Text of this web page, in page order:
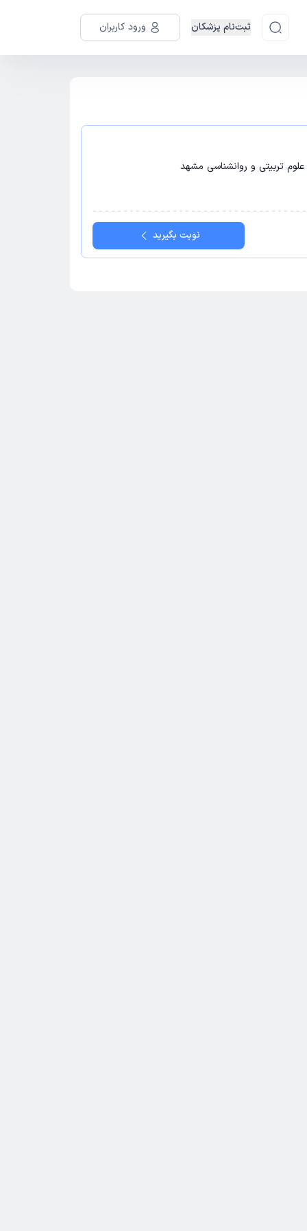
ثبت‌نام پزشکان ورود کاربران
نوبت بگیرید